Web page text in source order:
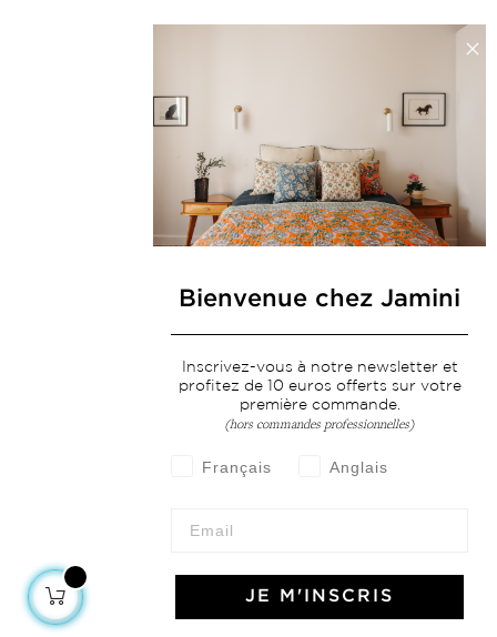
Bienvenue chez Jamini
Inscrivez-vous à notre newsletter et
profitez de 10 euros offerts sur votre
première commande.
(hors commandes professionnelles)
Français Anglais
JE M'INSCRIS